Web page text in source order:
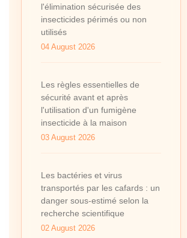
l'élimination sécurisée des
insecticides périmés ou non
utilisés
04 August 2026
Les règles essentielles de
sécurité avant et après
l'utilisation d'un fumigène
insecticide à la maison
03 August 2026
Les bactéries et virus
transportés par les cafards : un
danger sous-estimé selon la
recherche scientifique
02 August 2026